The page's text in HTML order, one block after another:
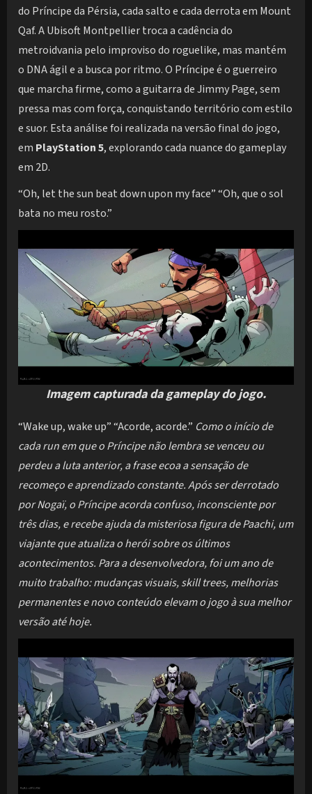
do Príncipe da Pérsia, cada salto e cada derrota em Mount
Qaf. A Ubisoft Montpellier troca a cadência do
metroidvania pelo improviso do roguelike, mas mantém
o DNA ágil e a busca por ritmo. O Príncipe é o guerreiro
que marcha firme, como a guitarra de Jimmy Page, sem
pressa mas com força, conquistando território com estilo
e suor. Esta análise foi realizada na versão final do jogo,
em PlayStation 5, explorando cada nuance do gameplay
em 2D.
“Oh, let the sun beat down upon my face” “Oh, que o sol
bata no meu rosto.”
Imagem capturada da gameplay do jogo.
“Wake up, wake up” “Acorde, acorde.” Como o início de
cada run em que o Príncipe não lembra se venceu ou
perdeu a luta anterior, a frase ecoa a sensação de
recomeço e aprendizado constante. Após ser derrotado
por Nogaï, o Príncipe acorda confuso, inconsciente por
três dias, e recebe ajuda da misteriosa figura de Paachi, um
viajante que atualiza o herói sobre os últimos
acontecimentos. Para a desenvolvedora, foi um ano de
muito trabalho: mudanças visuais, skill trees, melhorias
permanentes e novo conteúdo elevam o jogo à sua melhor
versão até hoje.